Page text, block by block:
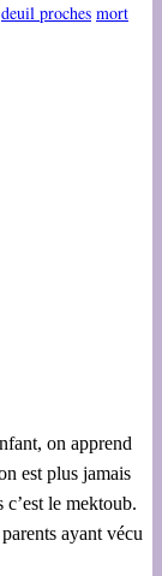
deuil proches mort
on apprend
est plus jamais
le mektoub.
ayant vécu